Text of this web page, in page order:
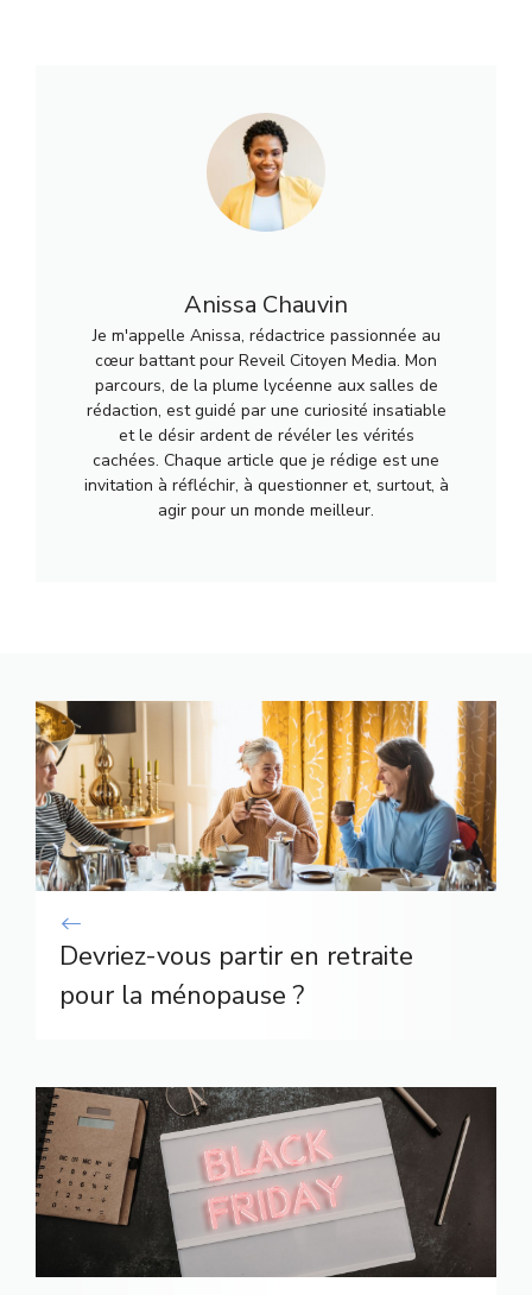
Anissa Chauvin
Je m'appelle Anissa, rédactrice passionnée au
cœur battant pour Reveil Citoyen Media. Mon
parcours, de la plume lycéenne aux salles de
rédaction, est guidé par une curiosité insatiable
et le désir ardent de révéler les vérités
cachées. Chaque article que je rédige est une
invitation à réfléchir, à questionner et, surtout, à
agir pour un monde meilleur.
Devriez-vous partir en retraite
pour la ménopause ?